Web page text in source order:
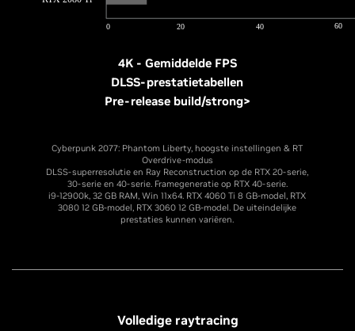
4K - Gemiddelde FPS
DLSS-prestatietabellen
Pre-release build/strong>
Cyberpunk 2077: Phantom Liberty, hoogste instellingen & RT
Overdrive-modus
DLSS-superresolutie en Ray Reconstruction op de RTX 20-serie,
30-serie en 40-serie. Framegeneratie op RTX 40-serie.
i9-12900k, 32 GB RAM, Win 11x64. RTX 4060 Ti 8 GB-model, RTX
3080 12 GB-model, RTX 3060 12 GB-model. De uiteindelijke
prestaties kunnen variëren.
Volledige raytracing